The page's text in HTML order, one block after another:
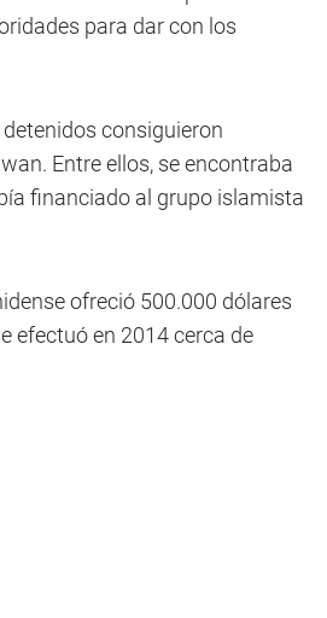
para dar con los
consiguieron
Entre ellos, se encontraba
financiado al grupo islamista
ofreció 500.000 dólares
efectuó en 2014 cerca de